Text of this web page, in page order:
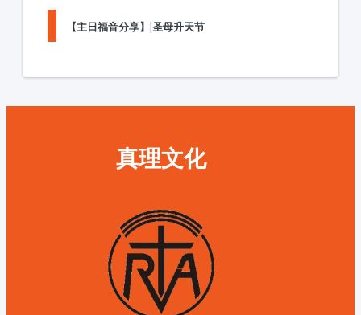
【主日福音分享】|圣母升天节
真理文化